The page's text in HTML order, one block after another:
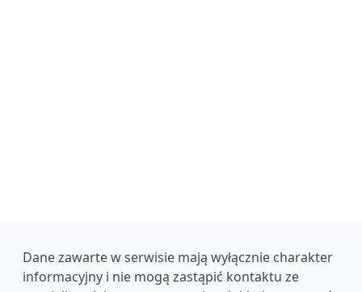
Dane zawarte w serwisie mają wyłącznie charakter
informacyjny i nie mogą zastąpić kontaktu ze